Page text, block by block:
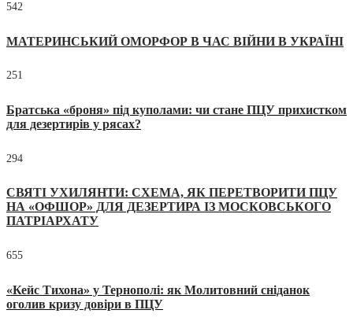
542
МАТЕРИНСЬКИЙ ОМОРФОР В ЧАС ВІЙНИ В УКРАЇНІ
251
Братська «броня» під куполами: чи стане ПЦУ прихистком
для дезертирів у рясах?
294
СВЯТІ УХИЛЯНТИ: СХЕМА, ЯК ПЕРЕТВОРИТИ ПЦУ
НА «ОФШОР» ДЛЯ ДЕЗЕРТИРА ІЗ МОСКОВСЬКОГО
ПАТРІАРХАТУ
655
«Кейс Тихона» у Тернополі: як Молитовний сніданок
оголив кризу довіри в ПЦУ